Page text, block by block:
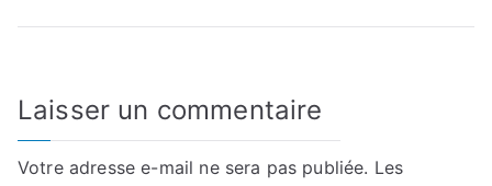
Laisser un commentaire
Votre adresse e-mail ne sera pas publiée. Les